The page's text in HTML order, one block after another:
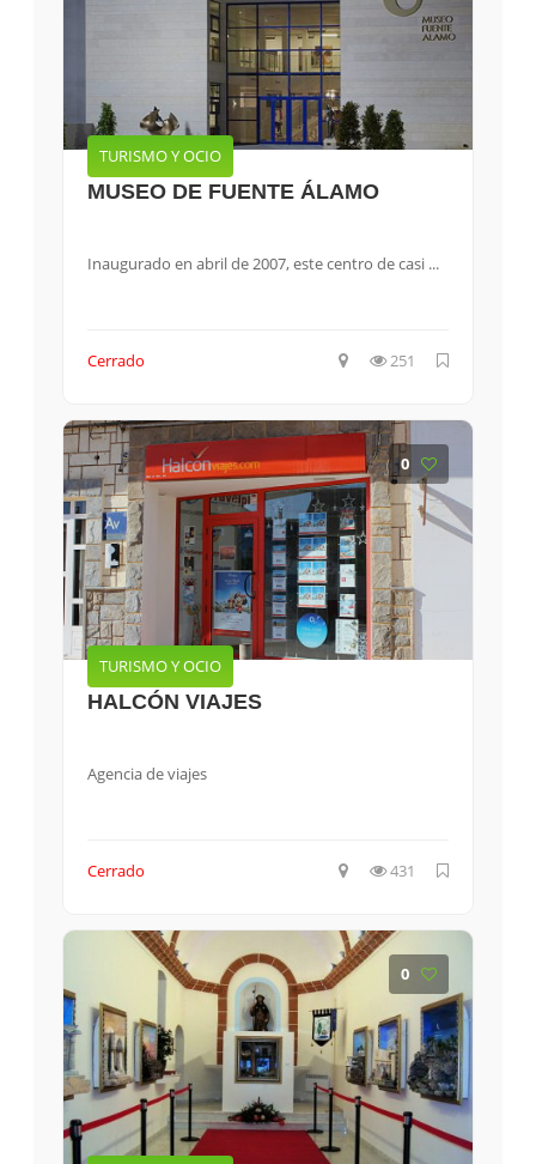
TURISMO Y OCIO
MUSEO DE FUENTE ÁLAMO
Inaugurado en abril de 2007, este centro de casi ...
Cerrado 251
0
TURISMO Y OCIO
HALCÓN VIAJES
Agencia de viajes
Cerrado 431
0